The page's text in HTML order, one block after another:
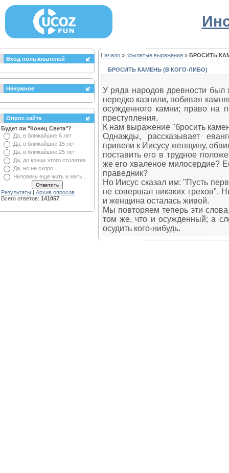
Вход пользователей
Ненужное
Опрос сайта
Будет ли "Конец Света"?
Да, в ближайшие 6 лет
Да, в ближайшие 15 лет
Да, в ближайшие 25 лет
Да, до конца этого столетия
Да, но не скоро
Человеку еще жить и жить...
Результаты | Архив опросов
Всего ответов: 141057
Начало» Крылатые выражения» БРОСИТЬ
БРОСИТЬ КАМЕНЬ (В КОГО-ЛИБО)
У ряда народов древности был
нередко казнили, побивая
осужденного камни; право на
преступления.
К нам выражение "бросить
Однажды, рассказывает
привели к Иисусу женщину,
поставить его в трудное
же его хваленое милосердие?
праведник?
Но Иисус сказал им: "Пусть
не совершал никаких грехов".
и женщина осталась живой.
Мы повторяем теперь эти
том же, что и осужденный; а
осудить кого-нибудь.